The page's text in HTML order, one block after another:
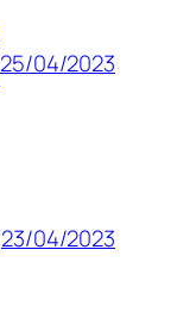
25/04/2023
23/04/2023